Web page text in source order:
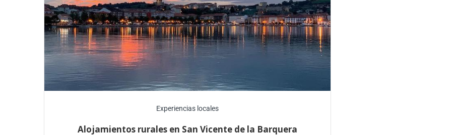
Experiencias locales
Alojamientos rurales en San Vicente de la Barquera